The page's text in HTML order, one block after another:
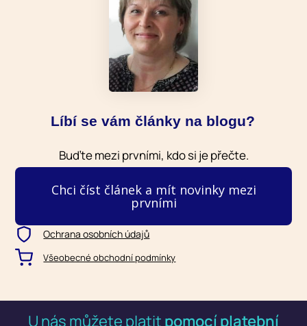
Líbí se vám články na blogu?
Buďte mezi prvními, kdo si je přečte.
Chci číst článek a mít novinky mezi
prvními
Ochrana osobních údajů
Všeobecné obchodní podmínky
U nás můžete platit pomocí platební